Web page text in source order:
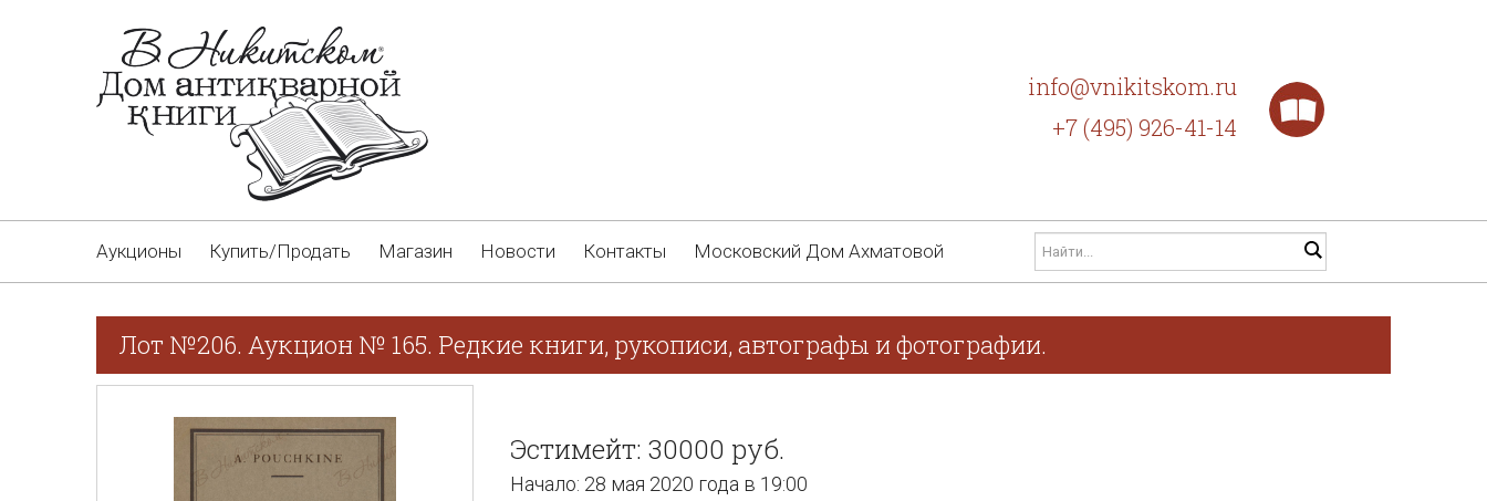
info@vnikitskom.ru
+7 (495) 926-41-14
Аукционы Купить/Продать Магазин Новости Контакты Московский Дом Ахматовой
Лот №206. Аукцион № 165. Редкие книги, рукописи, автографы и фотографии.
Эстимейт: 30000 руб.
Начало: 28 мая 2020 года в 19:00